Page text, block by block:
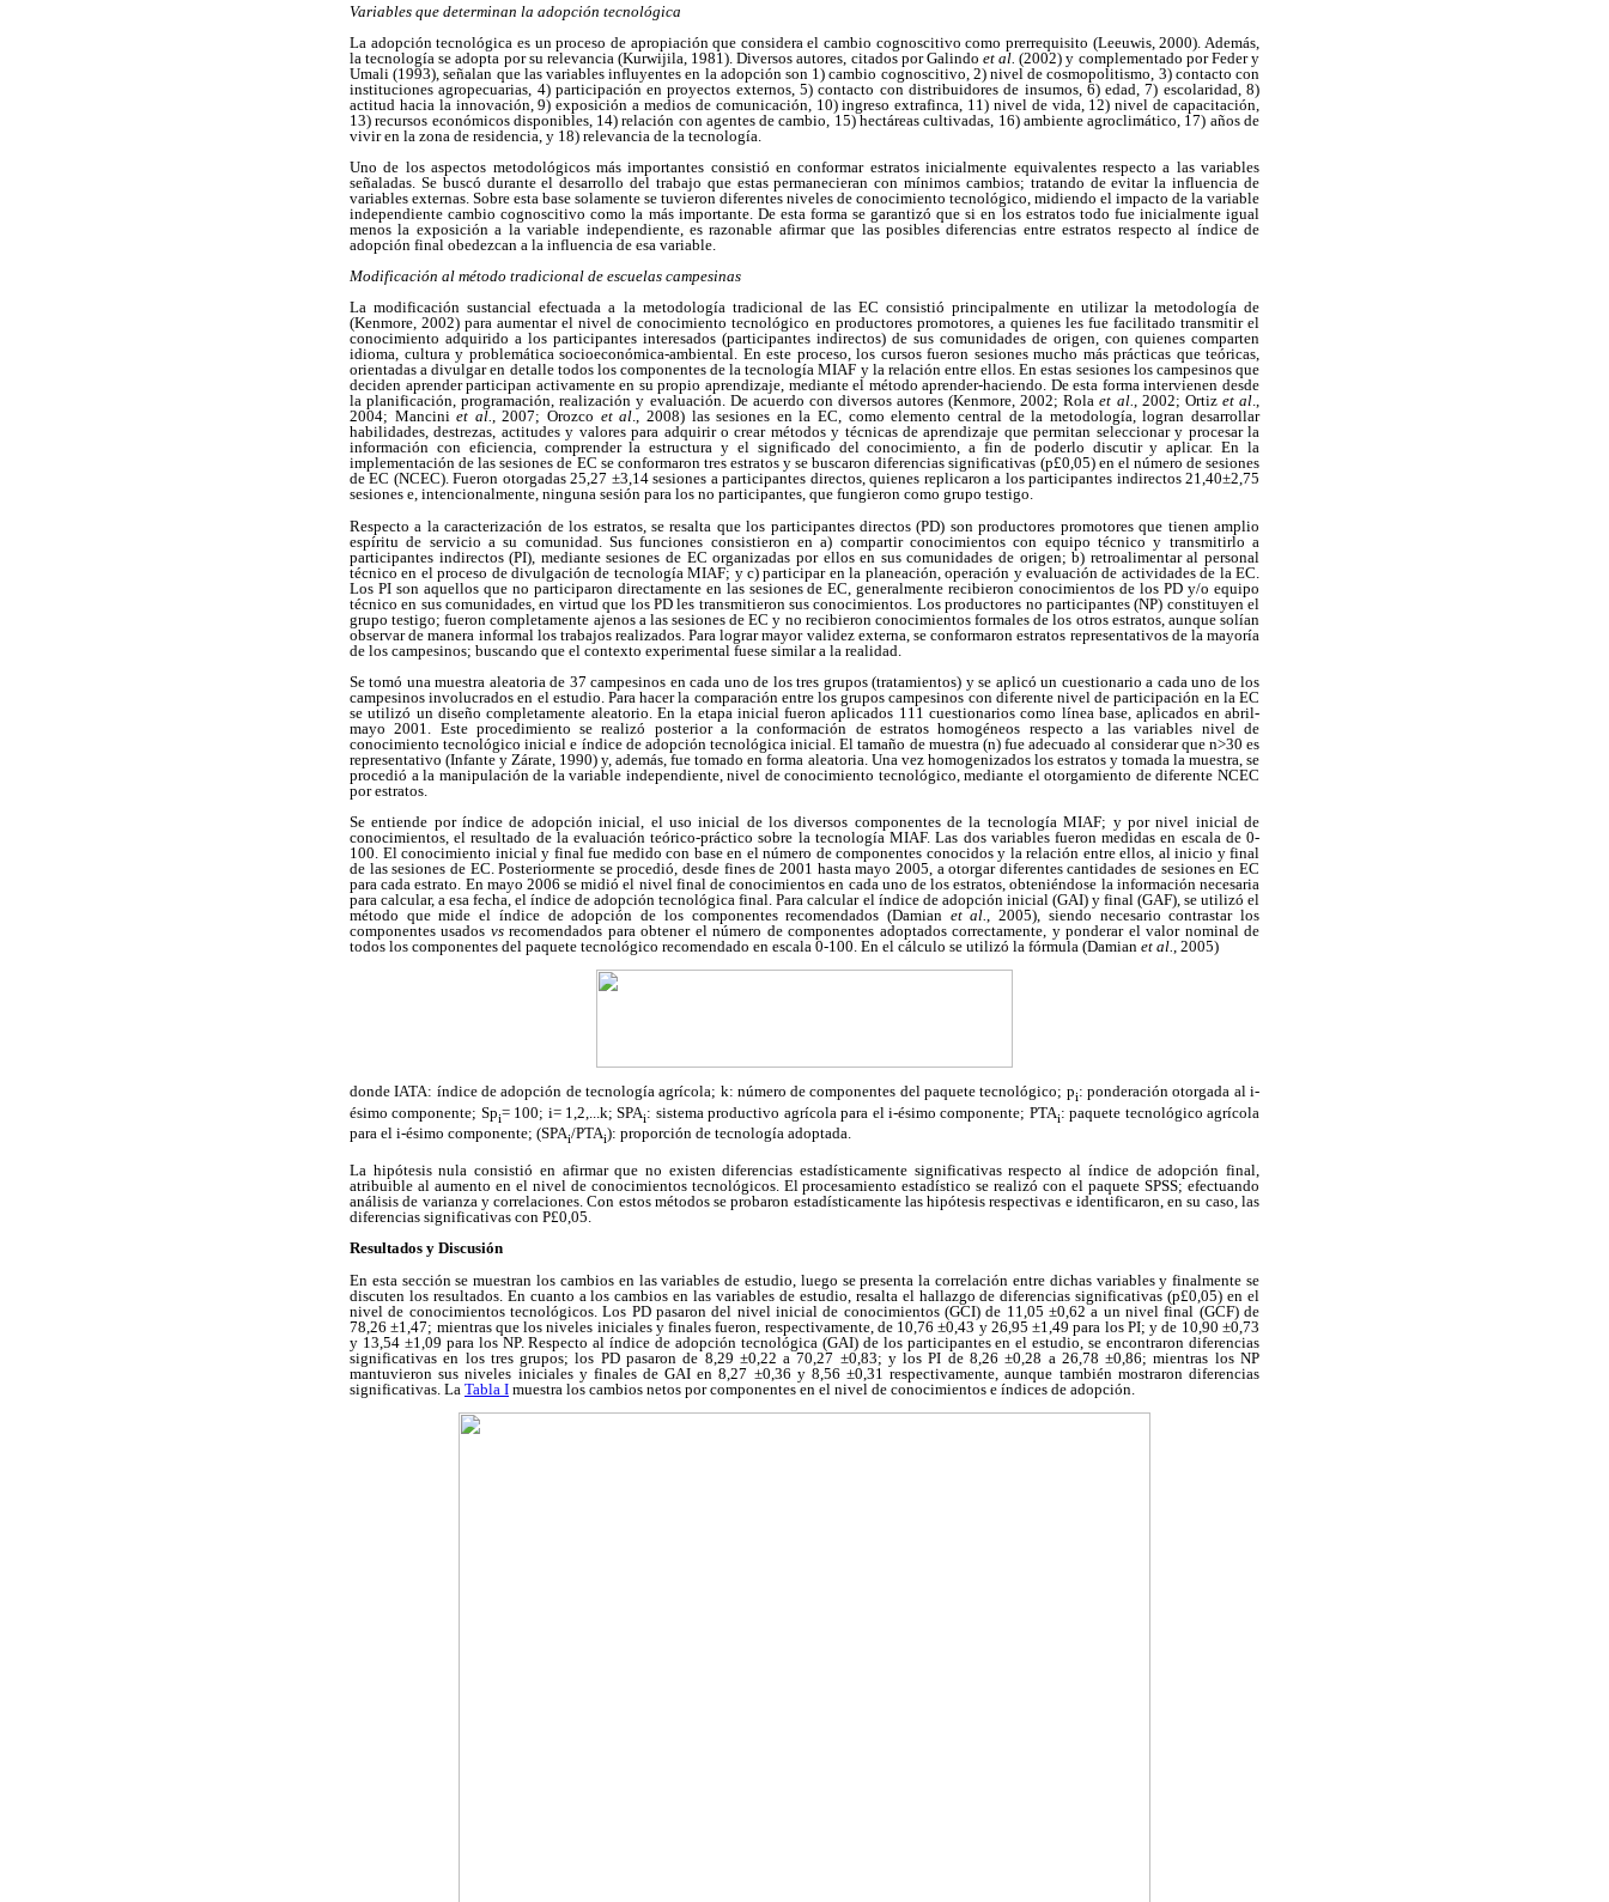
Variables que determinan la adopción tecnológica
La adopción tecnológica es un proceso de apropiación que considera el cambio cognoscitivo como prerrequisito (Leeuwis, 2000). Además,
la tecnología se adopta por su relevancia (Kurwijila, 1981). Diversos autores, citados por Galindo et al. (2002) y complementado por Feder y
Umali (1993), señalan que las variables influyentes en la adopción son 1) cambio cognoscitivo, 2) nivel de cosmopolitismo, 3) contacto con
instituciones agropecuarias, 4) participación en proyectos externos, 5) contacto con distribuidores de insumos, 6) edad, 7) escolaridad, 8)
actitud hacia la innovación, 9) exposición a medios de comunicación, 10) ingreso extrafinca, 11) nivel de vida, 12) nivel de capacitación,
13) recursos económicos disponibles, 14) relación con agentes de cambio, 15) hectáreas cultivadas, 16) ambiente agroclimático, 17) años de
vivir en la zona de residencia, y 18) relevancia de la tecnología.
Uno de los aspectos metodológicos más importantes consistió en conformar estratos inicialmente equivalentes respecto a las variables
señaladas. Se buscó durante el desarrollo del trabajo que estas permanecieran con mínimos cambios; tratando de evitar la influencia de
variables externas. Sobre esta base solamente se tuvieron diferentes niveles de conocimiento tecnológico, midiendo el impacto de la variable
independiente cambio cognoscitivo como la más importante. De esta forma se garantizó que si en los estratos todo fue inicialmente igual
menos la exposición a la variable independiente, es razonable afirmar que las posibles diferencias entre estratos respecto al índice de
adopción final obedezcan a la influencia de esa variable.
Modificación al método tradicional de escuelas campesinas
La modificación sustancial efectuada a la metodología tradicional de las EC consistió principalmente en utilizar la metodología de
(Kenmore, 2002) para aumentar el nivel de conocimiento tecnológico en productores promotores, a quienes les fue facilitado transmitir el
conocimiento adquirido a los participantes interesados (participantes indirectos) de sus comunidades de origen, con quienes comparten
idioma, cultura y problemática socioeconómica-ambiental. En este proceso, los cursos fueron sesiones mucho más prácticas que teóricas,
orientadas a divulgar en detalle todos los componentes de la tecnología MIAF y la relación entre ellos. En estas sesiones los campesinos que
deciden aprender participan activamente en su propio aprendizaje, mediante el método aprender-haciendo. De esta forma intervienen desde
la planificación, programación, realización y evaluación. De acuerdo con diversos autores (Kenmore, 2002; Rolaet al., 2002; Ortiz et al.,
2004; Manciniet al., 2007; Orozco et al., 2008) las sesiones en la EC, como elemento central de la metodología, logran desarrollar
habilidades, destrezas, actitudes y valores para adquirir o crear métodos y técnicas de aprendizaje que permitan seleccionar y procesar la
información con eficiencia, comprender la estructura y el significado del conocimiento, a fin de poderlo discutir y aplicar. En la
implementación de las sesiones de EC se conformaron tres estratos y se buscaron diferencias significativas (p£0,05) en el número de sesiones
de EC (NCEC). Fueron otorgadas 25,27 ±3,14 sesiones a participantes directos, quienes replicaron a los participantes indirectos 21,40±2,75
sesiones e, intencionalmente, ninguna sesión para los no participantes, que fungieron como grupo testigo.
Respecto a la caracterización de los estratos, se resalta que los participantes directos (PD) son productores promotores que tienen amplio
espíritu de servicio a su comunidad. Sus funciones consistieron en a) compartir conocimientos con equipo técnico y transmitirlo a
participantes indirectos (PI), mediante sesiones de EC organizadas por ellos en sus comunidades de origen; b) retroalimentar al personal
técnico en el proceso de divulgación de tecnología MIAF; y c) participar en la planeación, operación y evaluación de actividades de la EC.
Los PI son aquellos que no participaron directamente en las sesiones de EC, generalmente recibieron conocimientos de los PD y/o equipo
técnico en sus comunidades, en virtud que los PD les transmitieron sus conocimientos. Los productores no participantes (NP) constituyen el
grupo testigo; fueron completamente ajenos a las sesiones de EC y no recibieron conocimientos formales de los otros estratos, aunque solían
observar de manera informal los trabajos realizados. Para lograr mayor validez externa, se conformaron estratos representativos de la mayoría
de los campesinos; buscando que el contexto experimental fuese similar a la realidad.
Se tomó una muestra aleatoria de 37 campesinos en cada uno de los tres grupos (tratamientos) y se aplicó un cuestionario a cada uno de los
campesinos involucrados en el estudio. Para hacer la comparación entre los grupos campesinos con diferente nivel de participación en la EC
se utilizó un diseño completamente aleatorio. En la etapa inicial fueron aplicados 111 cuestionarios como línea base, aplicados en abril-
mayo 2001. Este procedimiento se realizó posterior a la conformación de estratos homogéneos respecto a las variables nivel de
conocimiento tecnológico inicial e índice de adopción tecnológica inicial. El tamaño de muestra (n) fue adecuado al considerar que n>30 es
representativo (Infante y Zárate, 1990) y, además, fue tomado en forma aleatoria. Una vez homogenizados los estratos y tomada la muestra, se
procedió a la manipulación de la variable independiente, nivel de conocimiento tecnológico, mediante el otorgamiento de diferente NCEC
por estratos.
Se entiende por índice de adopción inicial, el uso inicial de los diversos componentes de la tecnología MIAF; y por nivel inicial de
conocimientos, el resultado de la evaluación teórico-práctico sobre la tecnología MIAF. Las dos variables fueron medidas en escala de 0-
100. El conocimiento inicial y final fue medido con base en el número de componentes conocidos y la relación entre ellos, al inicio y final
de las sesiones de EC. Posteriormente se procedió, desde fines de 2001 hasta mayo 2005, a otorgar diferentes cantidades de sesiones en EC
para cada estrato. En mayo 2006 se midió el nivel final de conocimientos en cada uno de los estratos, obteniéndose la información necesaria
para calcular, a esa fecha, el índice de adopción tecnológica final. Para calcular el índice de adopción inicial (GAI) y final (GAF), se utilizó el
método que mide el índice de adopción de los componentes recomendados (Damian et al.
, 2005), siendo necesario contrastar los
componentes usados vsrecomendados para obtener el número de componentes adoptados correctamente, y ponderar el valor nominal de
todos los componentes del paquete tecnológico recomendado en escala 0-100. En el cálculo se utilizó la fórmula (Damian et al. , 2005)
donde IATA: índice de adopción de tecnología agrícola; k: número de componentes del paquete tecnológico; pi: ponderación otorgada al i-
ésimo componente; Spi= 100; i= 1,2,...k; SPAi: sistema productivo agrícola para el i-ésimo componente; PTAi: paquete tecnológico agrícola
para el i-ésimo componente; (SPAi/PTAi): proporción de tecnología adoptada.
La hipótesis nula consistió en afirmar que no existen diferencias estadísticamente significativas respecto al índice de adopción final,
atribuible al aumento en el nivel de conocimientos tecnológicos. El procesamiento estadístico se realizó con el paquete SPSS; efectuando
análisis de varianza y correlaciones. Con estos métodos se probaron estadísticamente las hipótesis respectivas e identificaron, en su caso, las
diferencias significativas con P£0,05.
Resultados y Discusión
En esta sección se muestran los cambios en las variables de estudio, luego se presenta la correlación entre dichas variables y finalmente se
discuten los resultados. En cuanto a los cambios en las variables de estudio, resalta el hallazgo de diferencias significativas (p£0,05) en el
nivel de conocimientos tecnológicos. Los PD pasaron del nivel inicial de conocimientos (GCI) de 11,05 ±0,62 a un nivel final (GCF) de
78,26 ±1,47; mientras que los niveles iniciales y finales fueron, respectivamente, de 10,76 ±0,43 y 26,95 ±1,49 para los PI; y de 10,90 ±0,73
y 13,54 ±1,09 para los NP. Respecto al índice de adopción tecnológica (GAI) de los participantes en el estudio, se encontraron diferencias
significativas en los tres grupos; los PD pasaron de 8,29 ±0,22 a 70,27 ±0,83; y los PI de 8,26 ±0,28 a 26,78 ±0,86; mientras los NP
mantuvieron sus niveles iniciales y finales de GAI en 8,27 ±0,36 y 8,56 ±0,31 respectivamente, aunque también mostraron diferencias
significativas. La Tabla I muestra los cambios netos por componentes en el nivel de conocimientos e índices de adopción.